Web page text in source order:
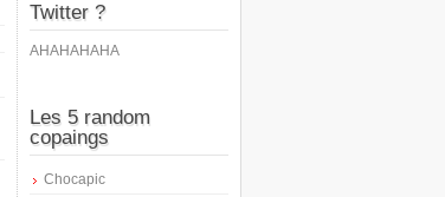
Twitter ?
AHAHAHAHA
Les 5 random
copaings
Chocapic